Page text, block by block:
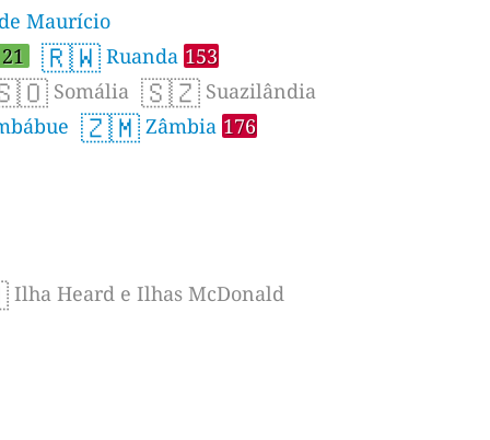
Maurício
21 🇷🇼 Ruanda 153
Somália 🇸🇿 Suazilândia
🇿🇲 Zâmbia 176
Ilha Heard e Ilhas McDonald